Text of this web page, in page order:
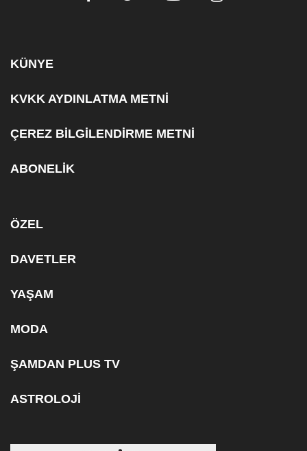
KÜNYE
KVKK AYDINLATMA METNİ
ÇEREZ BİLGİLENDİRME METNİ
ABONELİK
ÖZEL
DAVETLER
YAŞAM
MODA
ŞAMDAN PLUS TV
ASTROLOJİ